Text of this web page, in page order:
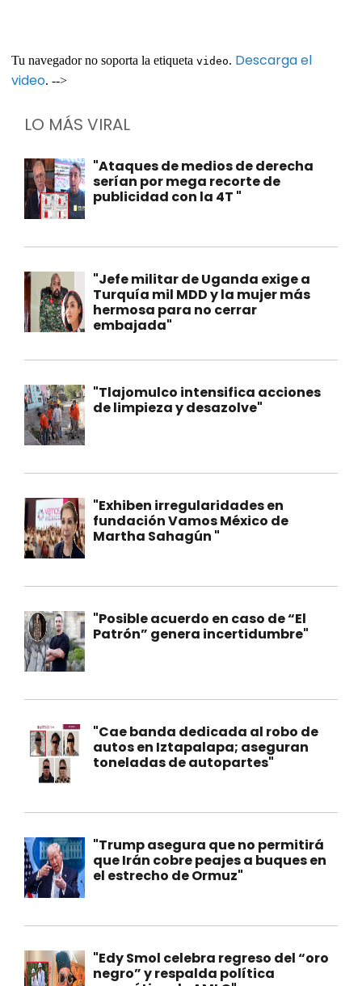
Tu navegador no soporta la etiqueta video. Descarga el
video. -->
LO MÁS VIRAL
"Ataques de medios de derecha
serían por mega recorte de
publicidad con la 4T "
"Jefe militar de Uganda exige a
Turquía mil MDD y la mujer más
hermosa para no cerrar
embajada"
"Tlajomulco intensifica acciones
de limpieza y desazolve"
"Exhiben irregularidades en
fundación Vamos México de
Martha Sahagún "
"Posible acuerdo en caso de “El
Patrón” genera incertidumbre"
"Cae banda dedicada al robo de
autos en Iztapalapa; aseguran
toneladas de autopartes"
"Trump asegura que no permitirá
que Irán cobre peajes a buques en
el estrecho de Ormuz"
"Edy Smol celebra regreso del “oro
negro” y respalda política